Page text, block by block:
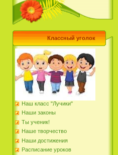
уже сейчас, чтобы записать
своего ребенка на обучение и
ознакомиться с правилами
получения и использования
(https://www.gosuslugi.ru/), а также
внести СНИЛС в учетную запись в
ГИС согласно инструкции в
приложении. Обращаем внимание,
что у пользователей должна быть
подтвержденная учетная запись в
ЕСИА.
Классный уголок
Наш класс "Лучики"
Наши законы
Ты ученик!
Наше творчество
Наши достижения
Расписание уроков